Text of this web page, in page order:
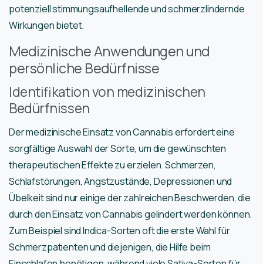
potenziell stimmungsaufhellende und schmerzlindernde
Wirkungen bietet.
Medizinische Anwendungen und
persönliche Bedürfnisse
Identifikation von medizinischen
Bedürfnissen
Der medizinische Einsatz von Cannabis erfordert eine
sorgfältige Auswahl der Sorte, um die gewünschten
therapeutischen Effekte zu erzielen. Schmerzen,
Schlafstörungen, Angstzustände, Depressionen und
Übelkeit sind nur einige der zahlreichen Beschwerden, die
durch den Einsatz von Cannabis gelindert werden können.
Zum Beispiel sind Indica-Sorten oft die erste Wahl für
Schmerzpatienten und diejenigen, die Hilfe beim